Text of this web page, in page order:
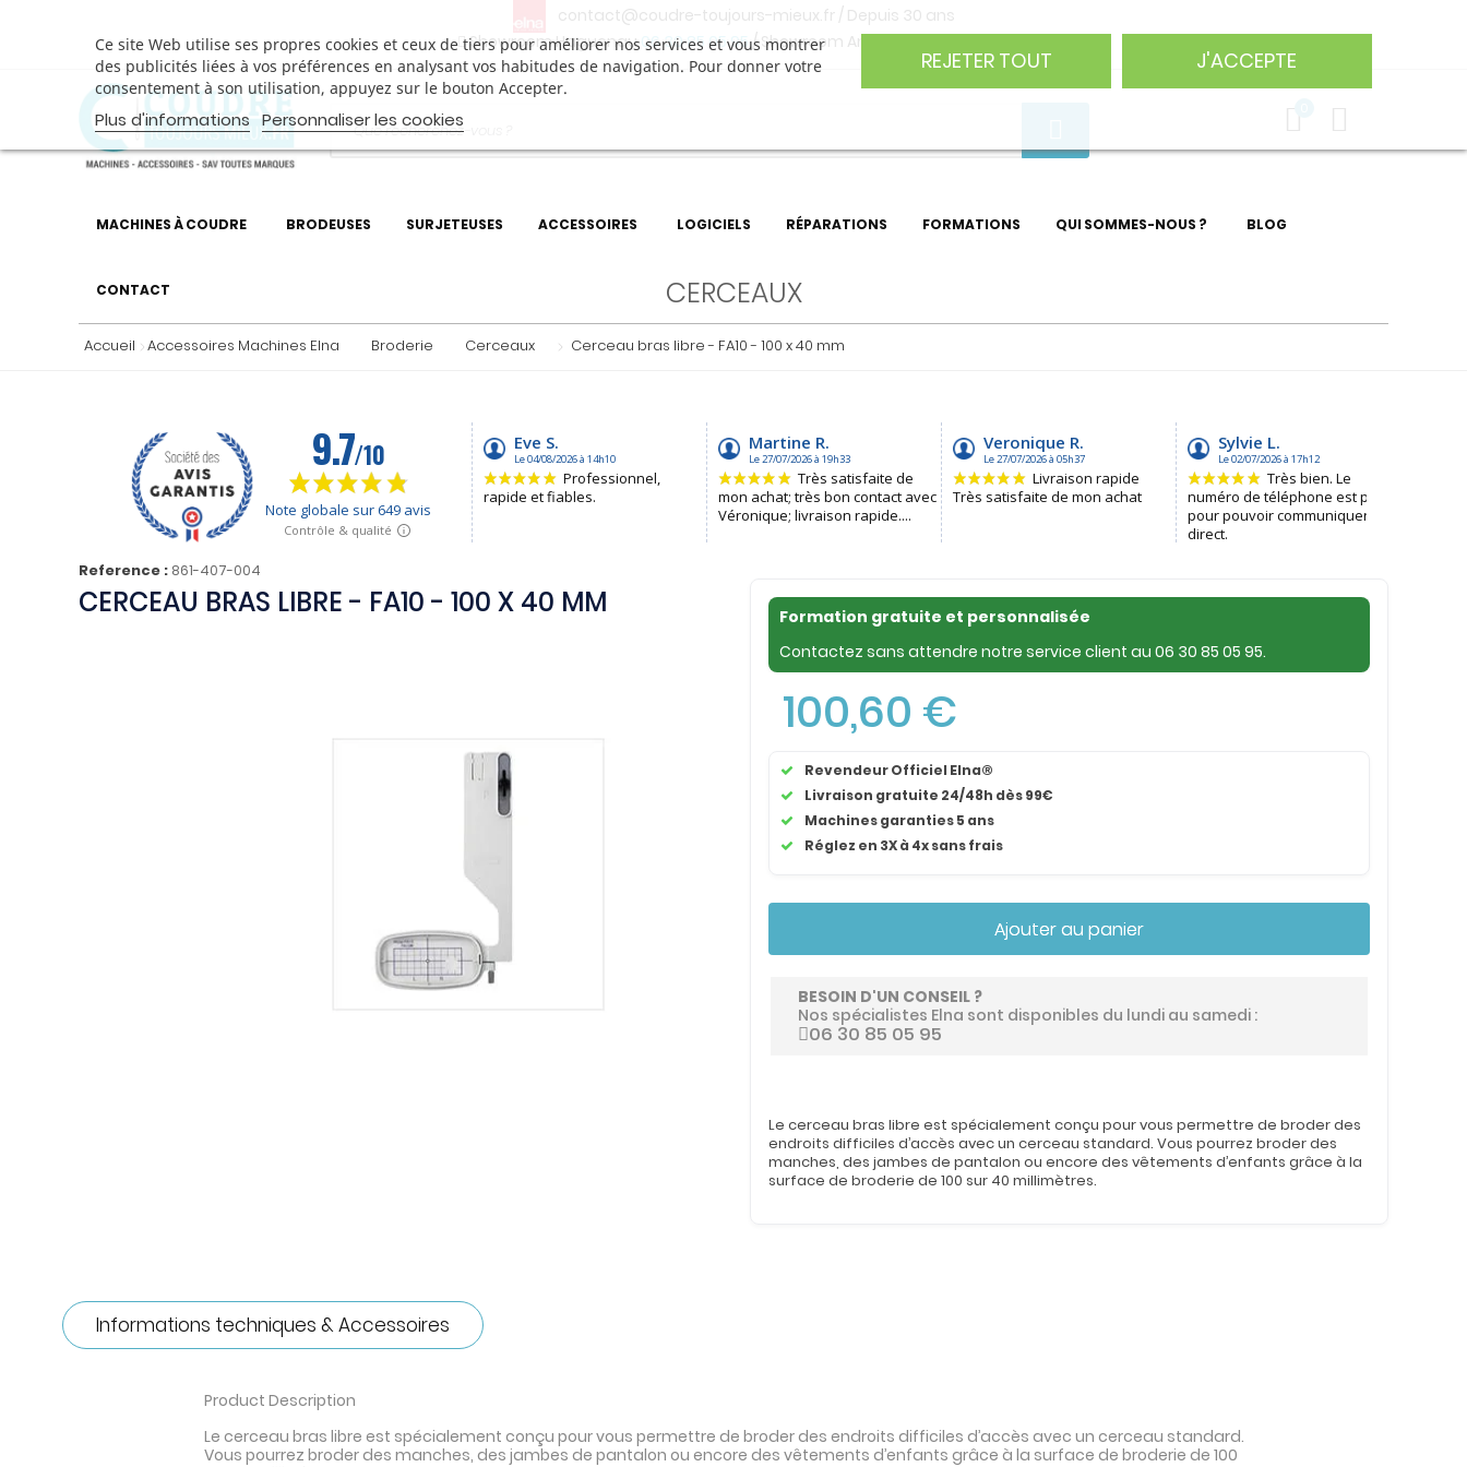
contact@coudre-toujours-mieux.fr / Depuis 30 ans
Showroom Haguenau 06 30 85 05 95/ Showroom Angers
Ce site Web utilise ses propres cookies et ceux de tiers pour améliorer nos services et vous montrer
des publicités liées à vos préférences en analysant vos habitudes de navigation. Pour donner votre
consentement à son utilisation, appuyez sur le bouton Accepter.
Plus d'informations Personnaliser les cookies
REJETER TOUT J'ACCEPTE
MACHINES À COUDRE BRODEUSES SURJETEUSES ACCESSOIRES LOGICIELS RÉPARATIONS FORMATIONS QUI SOMMES-NOUS ? BLOG
CONTACT CERCEAUX
Accueil Accessoires Machines Elna Broderie Cerceaux Cerceau bras libre - FA10 - 100 x 40 mm
Reference : 861-407-004
CERCEAU BRAS LIBRE - FA10 - 100 X 40 MM
Formation gratuite et personnalisée
Contactez sans attendre notre service client au 06 30 85 05 95.
100,60 €
Revendeur Officiel Elna®
Livraison gratuite 24/48h dès 99€
Machines garanties 5 ans
Réglez en 3X à 4x sans frais
Ajouter au panier
BESOIN D'UN CONSEIL ?
Nos spécialistes Elna sont disponibles du lundi au samedi :
06 30 85 05 95
Le cerceau bras libre est spécialement conçu pour vous permettre de broder des
endroits difficiles d’accès avec un cerceau standard. Vous pourrez broder des
manches, des jambes de pantalon ou encore des vêtements d’enfants grâce à la
surface de broderie de 100 sur 40 millimètres.
Informations techniques & Accessoires
Product Description
Le cerceau bras libre est spécialement conçu pour vous permettre de broder des endroits difficiles d’accès avec un cerceau standard.
Vous pourrez broder des manches, des jambes de pantalon ou encore des vêtements d’enfants grâce à la surface de broderie de 100